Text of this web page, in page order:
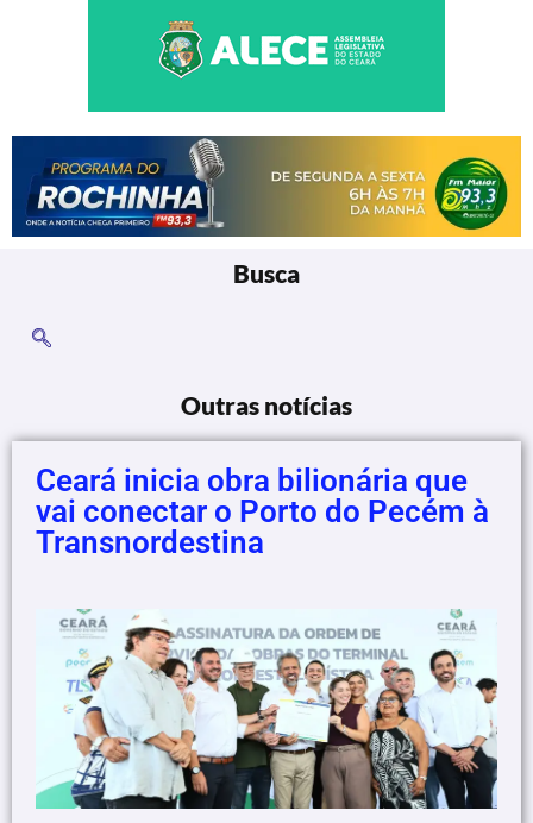
Busca
Outras notícias
Ceará inicia obra bilionária que
vai conectar o Porto do Pecém à
Transnordestina